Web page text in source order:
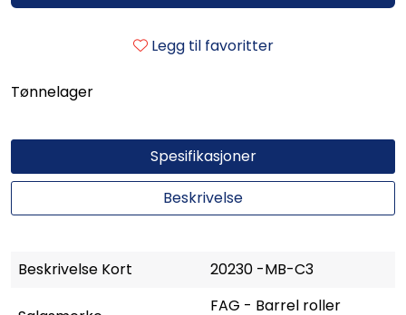
Legg til favoritter
Tønnelager
Spesifikasjoner
Beskrivelse
Beskrivelse Kort 20230 -MB-C3
FAG - Barrel roller